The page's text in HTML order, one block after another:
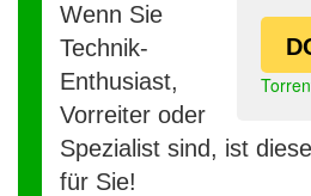
Wenn Sie
Technik-
Enthusiast,
Vorreiter oder
Spezialist sind, ist
für Sie!